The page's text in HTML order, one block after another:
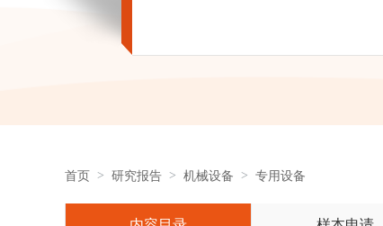
首页 研究报告 机械设备 专用设备